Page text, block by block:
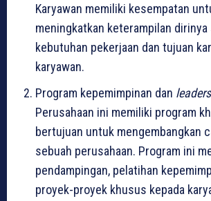
Karyawan memiliki kesempatan
meningkatkan keterampilan
kebutuhan pekerjaan dan tujuan
karyawan.
Program kepemimpinan dan
Perusahaan ini memiliki program
bertujuan untuk mengembangkan
sebuah perusahaan. Program ini
pendampingan, pelatihan
proyek-proyek khusus kepada